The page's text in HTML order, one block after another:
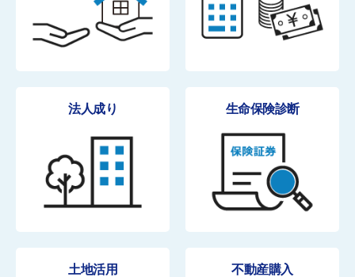
法人成り 生命保険診断
土地活用 不動産購入